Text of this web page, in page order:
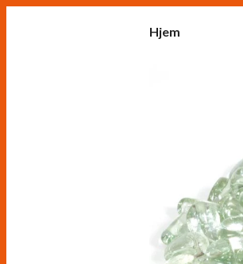
Hjem